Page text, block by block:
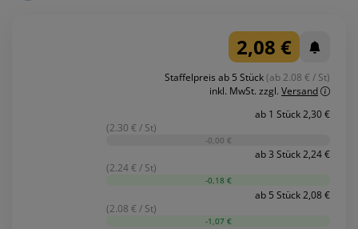
2,08 €
Staffelpreis ab 5 Stück(ab 2.08 € / St)
inkl. MwSt. zzgl. Versand
ab 1 Stück 2,30 €
(2.30 € / St)
-0,00 €
ab 3 Stück 2,24 €
(2.24 € / St)
-0,18 €
ab 5 Stück 2,08 €
(2.08 € / St)
-1,07 €